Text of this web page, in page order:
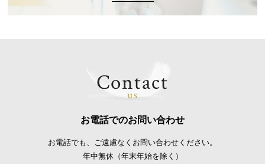
Contact
us
お電話でのお問い合わせ
お電話でも、ご遠慮なくお問い合わせください。
年中無休（年末年始を除く）